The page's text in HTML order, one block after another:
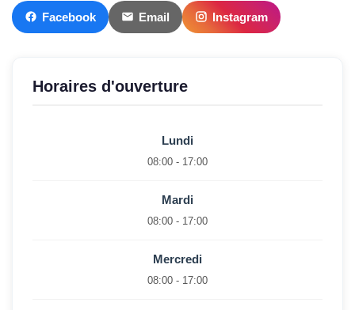
Facebook Email Instagram
Horaires d'ouverture
Lundi
08:00 - 17:00
Mardi
08:00 - 17:00
Mercredi
08:00 - 17:00